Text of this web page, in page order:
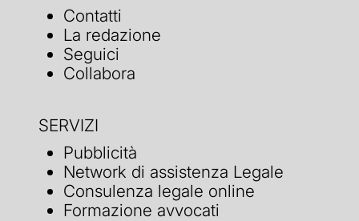
Contatti
La redazione
Seguici
Collabora
SERVIZI
Pubblicità
Network di assistenza Legale
Consulenza legale online
Formazione avvocati